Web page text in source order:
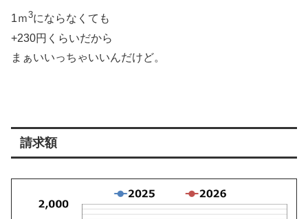
1ｍ3にならなくても
+230円くらいだから
まぁいいっちゃいいんだけど。
請求額